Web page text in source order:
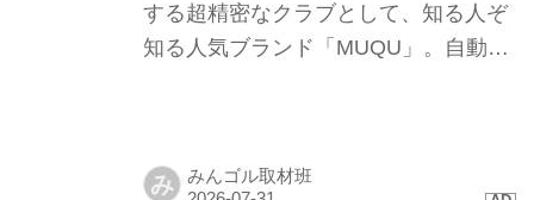
する超精密なクラブとして、知る人ぞ
知る人気ブランド「MUQU」。自動車
る。ゴルフ５プレステージでは現在ア
み みんゴル取材班